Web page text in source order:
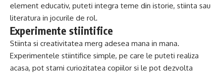
element educativ, puteti integra teme din istorie, stiinta sau
literatura in jocurile de rol.
Experimente stiintifice
Stiinta si creativitatea merg adesea mana in mana.
Experimentele stiintifice simple, pe care le puteti realiza
acasa, pot starni curiozitatea copiilor si le pot dezvolta